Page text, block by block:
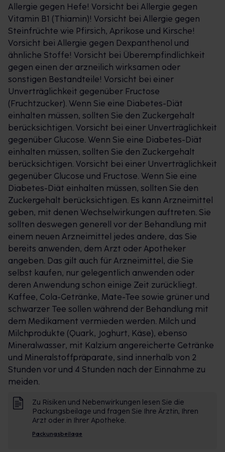
Allergie gegen Hefe! Vorsicht bei Allergie gegen
Vitamin B1 (Thiamin)! Vorsicht bei Allergie gegen
Steinfrüchte wie Pfirsich, Aprikose und Kirsche!
Vorsicht bei Allergie gegen Dexpanthenol und
ähnliche Stoffe! Vorsicht bei Überempfindlichkeit
gegen einen der arzneilich wirksamen oder
sonstigen Bestandteile! Vorsicht bei einer
Unverträglichkeit gegenüber Fructose
(Fruchtzucker). Wenn Sie eine Diabetes-Diät
einhalten müssen, sollten Sie den Zuckergehalt
berücksichtigen. Vorsicht bei einer Unverträglichkeit
gegenüber Glucose. Wenn Sie eine Diabetes-Diät
einhalten müssen, sollten Sie den Zuckergehalt
berücksichtigen. Vorsicht bei einer Unverträglichkeit
gegenüber Glucose und Fructose. Wenn Sie eine
Diabetes-Diät einhalten müssen, sollten Sie den
Zuckergehalt berücksichtigen. Es kann Arzneimittel
geben, mit denen Wechselwirkungen auftreten. Sie
sollten deswegen generell vor der Behandlung mit
einem neuen Arzneimittel jedes andere, das Sie
bereits anwenden, dem Arzt oder Apotheker
angeben. Das gilt auch für Arzneimittel, die Sie
selbst kaufen, nur gelegentlich anwenden oder
deren Anwendung schon einige Zeit zurückliegt.
Kaffee, Cola-Getränke, Mate-Tee sowie grüner und
schwarzer Tee sollen während der Behandlung mit
dem Medikament vermieden werden. Milch und
Milchprodukte (Quark, Joghurt, Käse), ebenso
Mineralwasser, mit Kalzium angereicherte Getränke
und Mineralstoffpräparate, sind innerhalb von 2
Stunden vor und 4 Stunden nach der Einnahme zu
meiden.
Zu Risiken und Nebenwirkungen lesen Sie die
Packungsbeilage und fragen Sie Ihre Ärztin, Ihren
Arzt oder in Ihrer Apotheke.
Packungsbeilage